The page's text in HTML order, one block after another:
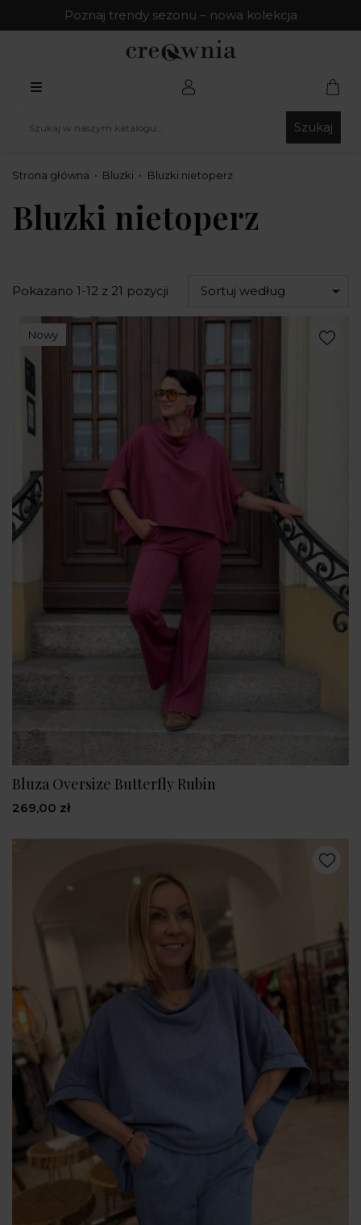
Poznaj trendy sezonu – nowa kolekcja
Szukaj
Strona główna Bluzki Bluzki nietoperz
Bluzki nietoperz
Pokazano 1-12 z 21 pozycji Sortuj według
Nowy
Bluza Oversize Butterfly Rubin
269,00 zł